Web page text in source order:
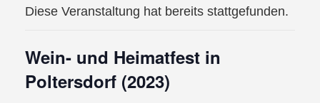
Diese Veranstaltung hat bereits stattgefunden.
Wein- und Heimatfest in
Poltersdorf (2023)